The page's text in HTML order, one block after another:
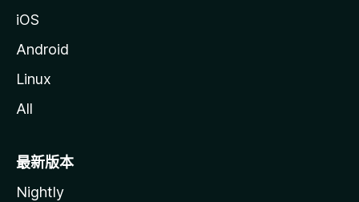
iOS
Android
Linux
All
最新版本
Nightly